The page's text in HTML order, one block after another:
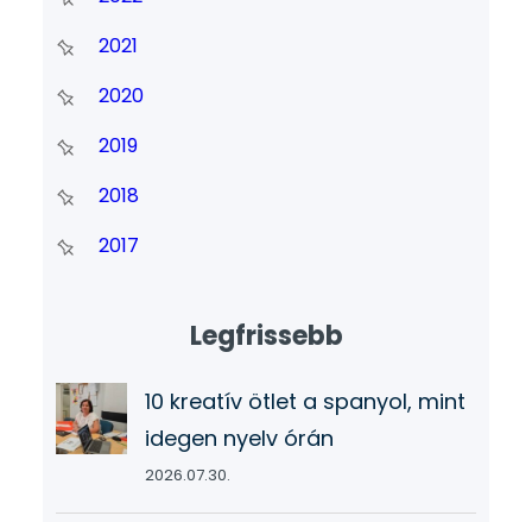
2021
2020
2019
2018
2017
Legfrissebb
10 kreatív ötlet a spanyol, mint
idegen nyelv órán
2026.07.30.